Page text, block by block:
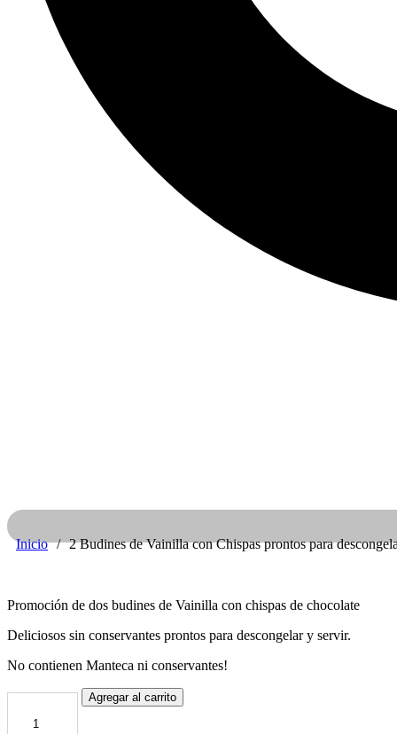
Inicio / 2 Budines de Vainilla con Chispas prontos para
Promoción de dos budines de Vainilla con chispas de chocolate
Deliciosos sin conservantes prontos para descongelar y servir.
No contienen Manteca ni conservantes!
2
Agregar al carrito